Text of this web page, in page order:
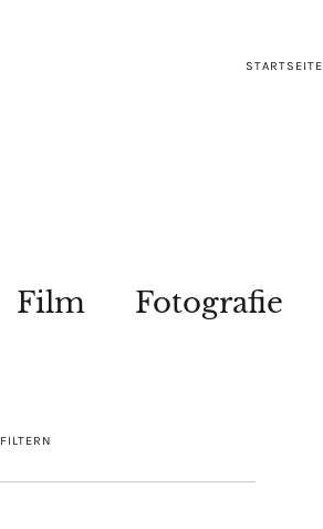
STARTSEITE
Film Fotografie